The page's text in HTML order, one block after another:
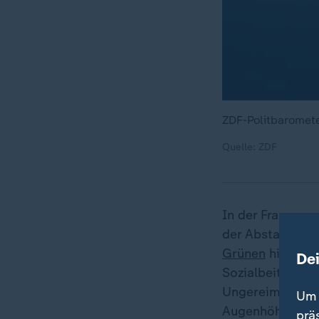
ZDF-
In der Frage
der Abstand zu
Grünen
Sozialbeiträgen
Augenhöhe mit